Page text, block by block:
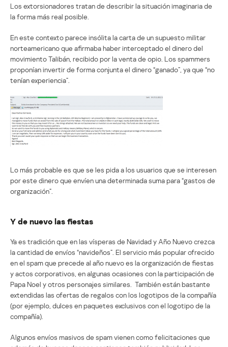
Los extorsionadores tratan de describir la situación imaginaria de
la forma más real posible.
En este contexto parece insólita la carta de un supuesto militar
norteamericano que afirmaba haber interceptado el dinero del
movimiento Talibán, recibido por la venta de opio. Los spammers
proponían invertir de forma conjunta el dinero “ganado”, ya que “no
tenían experiencia”.
Lo más probable es que se les pida a los usuarios que se interesen
por este dinero que envíen una determinada suma para “gastos de
organización”.
Y de nuevo las fiestas
Ya es tradición que en las vísperas de Navidad y Año Nuevo crezca
la cantidad de envíos “navideños”. El servicio más popular ofrecido
en el spam que precede al año nuevo es la organización de fiestas
y actos corporativos, en algunas ocasiones con la participación de
Papa Noel y otros personajes similares. También están bastante
extendidas las ofertas de regalos con los logotipos de la compañía
(por ejemplo, dulces en paquetes exclusivos con el logotipo de la
compañía).
Algunos envíos masivos de spam vienen como felicitaciones que